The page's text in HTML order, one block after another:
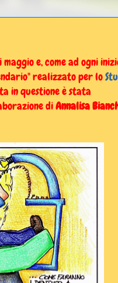
e, come ad ogni
realizzato per lo
in questione è stata
diAnnalisa